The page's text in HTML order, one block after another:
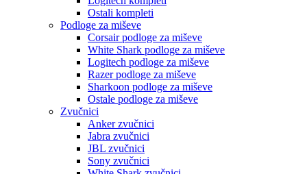
Ostali kompleti
Podloge za miševe
Corsair podloge za miševe
White Shark podloge za miševe
Logitech podloge za miševe
Razer podloge za miševe
Sharkoon podloge za miševe
Ostale podloge za miševe
Zvučnici
Anker zvučnici
Jabra zvučnici
JBL zvučnici
Sony zvučnici